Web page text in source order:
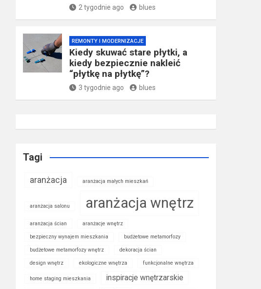
2 tygodnie ago blues
REMONTY I MODERNIZACJE
Kiedy skuwać stare płytki, a
kiedy bezpiecznie nakleić
“płytkę na płytkę”?
3 tygodnie ago blues
Tagi
aranżacja aranżacja małych mieszkań
aranżacja salonu aranżacja wnętrz
aranżacja ścian aranżacje wnętrz
bezpieczny wynajem mieszkania budżetowe metamorfozy
budżetowe metamorfozy wnętrz dekoracja ścian
design wnętrz ekologiczne wnętrza funkcjonalne wnętrza
home staging mieszkania inspiracje wnętrzarskie